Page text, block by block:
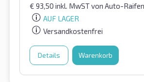
€ 93,50 inkl. MwSTvon Auto-
AUF LAGER
Versandkostenfrei
Details Warenkorb